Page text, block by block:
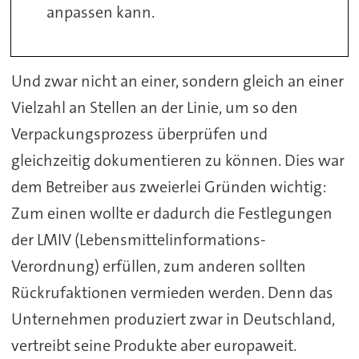
anpassen kann.
Und zwar nicht an einer, sondern gleich an einer
Vielzahl an Stellen an der Linie, um so den
Verpackungsprozess überprüfen und
gleichzeitig dokumentieren zu können. Dies war
dem Betreiber aus zweierlei Gründen wichtig:
Zum einen wollte er dadurch die Festlegungen
der LMIV (Lebensmittelinformations-
Verordnung) erfüllen, zum anderen sollten
Rückrufaktionen vermieden werden. Denn das
Unternehmen produziert zwar in Deutschland,
vertreibt seine Produkte aber europaweit.